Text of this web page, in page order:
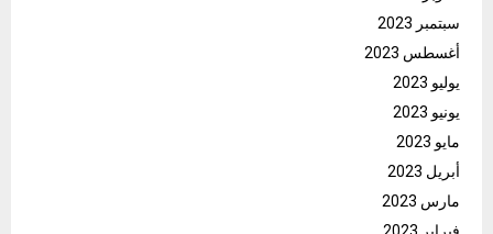
سبتمبر 2023
أغسطس 2023
يوليو 2023
يونيو 2023
مايو 2023
أبريل 2023
مارس 2023